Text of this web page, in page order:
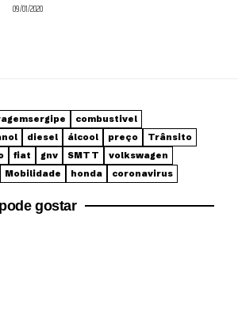
09/01/2020
combustivel
diesel álcool preço
Trânsito
fiat gnv SMTT
volkswagen
Mobilidade honda coronavirus
gostar